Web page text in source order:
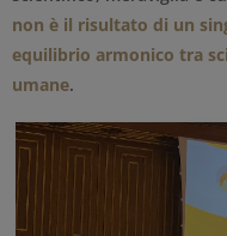
non è il risultato di un
equilibrio armonico tra
umane.